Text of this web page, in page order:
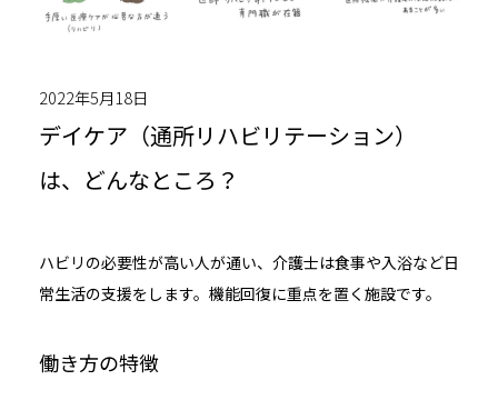
2022年5月18日
デイケア（通所リハビリテーション）
は、どんなところ？
ハビリの必要性が高い人が通い、介護士は食事や入浴など日
常生活の支援をします。機能回復に重点を置く施設です。
働き方の特徴